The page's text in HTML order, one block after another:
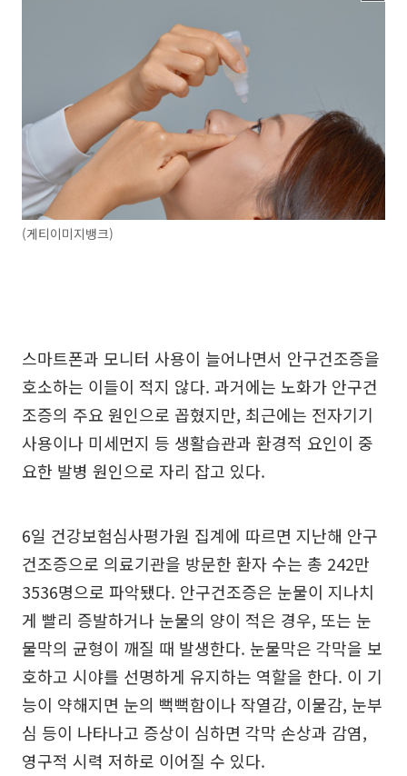
(게티이미지뱅크)
스마트폰과 모니터 사용이 늘어나면서 안구건조증을
호소하는 이들이 적지 않다. 과거에는 노화가 안구건
조증의 주요 원인으로 꼽혔지만, 최근에는 전자기기
사용이나 미세먼지 등 생활습관과 환경적 요인이 중
요한 발병 원인으로 자리 잡고 있다.
6일 건강보험심사평가원 집계에 따르면 지난해 안구
건조증으로 의료기관을 방문한 환자 수는 총 242만
3536명으로 파악됐다. 안구건조증은 눈물이 지나치
게 빨리 증발하거나 눈물의 양이 적은 경우, 또는 눈
물막의 균형이 깨질 때 발생한다. 눈물막은 각막을 보
호하고 시야를 선명하게 유지하는 역할을 한다. 이 기
능이 약해지면 눈의 뻑뻑함이나 작열감, 이물감, 눈부
심 등이 나타나고 증상이 심하면 각막 손상과 감염,
영구적 시력 저하로 이어질 수 있다.